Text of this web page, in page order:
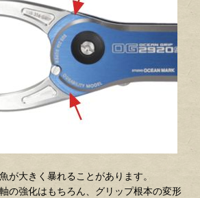
が大きく暴れることがあります。
の強化はもちろん、グリップ根本の変形